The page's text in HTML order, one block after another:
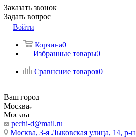
Заказать звонок
Задать вопрос
Войти
Корзина0
Избранные товары0
Сравнение товаров0
Ваш город
Москва
Москва
pechi-d@mail.ru
Москва, 3-я Лыковская улица, 14, р-